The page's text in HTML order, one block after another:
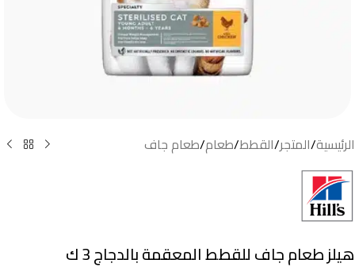
الرئيسية/المتجر/القطط/طعام/طعام جاف
هيلز طعام جاف للقطط المعقمة بالدجاج 3 ك